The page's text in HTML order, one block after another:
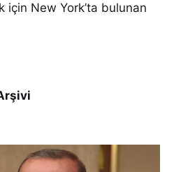
için New York’ta bulunan